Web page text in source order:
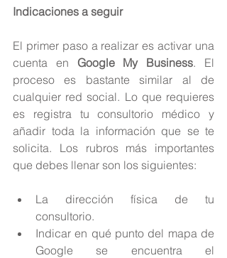
Indicaciones a seguir
El primer paso a realizar es activar una
cuenta en Google My Business. El
proceso es bastante similar al de
cualquier red social. Lo que requieres
es registra tu consultorio médico y
añadir toda la información que se te
solicita. Los rubros más importantes
que debes llenar son los siguientes:
La dirección física de tu
consultorio.
Indicar en qué punto del mapa de
Google se encuentra el